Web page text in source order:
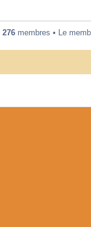
276 membres • Le